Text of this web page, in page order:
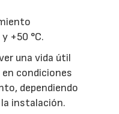
+50 °C.
una vida útil
condiciones
dependiendo
instalación.